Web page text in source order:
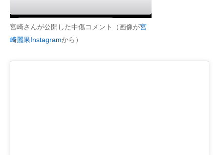
宮崎さんが公開した中傷コメント（画像が宮
崎麗果Instagramから）